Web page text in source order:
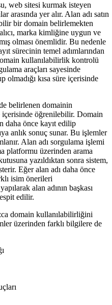
web sitesi kurmak isteyen
arasında yer alır. Alan adı satın
bir domain belirlemekten
marka kimliğine uygun ve
olması önemlidir. Bu nedenle
sürecinin temel adımlarından
kullanılabilirlik kontrolü
araçları sayesinde
kısa süre içerisinde
belirlenen domainin
içerisinde öğrenilebilir. Domain
daha önce kayıt edilip
anlık sonuç sunar. Bu işlemler
Alan adı sorgulama işlemi
platformu üzerinden arama
yazıldıktan sonra sistem,
Eğer alan adı daha önce
isim önerileri
alan adının başkası
edilir.
domain kullanılabilirliğini
üzerinden farklı bilgilere de